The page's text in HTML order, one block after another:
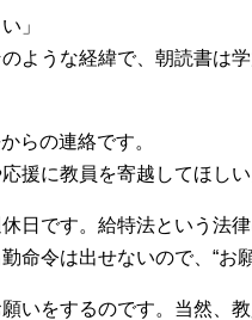
」
ような経緯で、朝読書は
らの連絡です。
援に教員を寄越してほしい
日です。給特法という法
命令は出せないので、“お
いをするのです。当然、